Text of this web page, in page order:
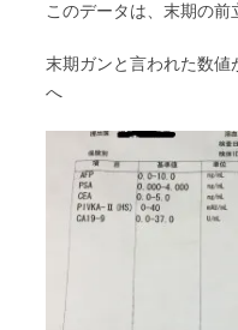
このデータは、末期の前
末期ガンと言われた数値
へ